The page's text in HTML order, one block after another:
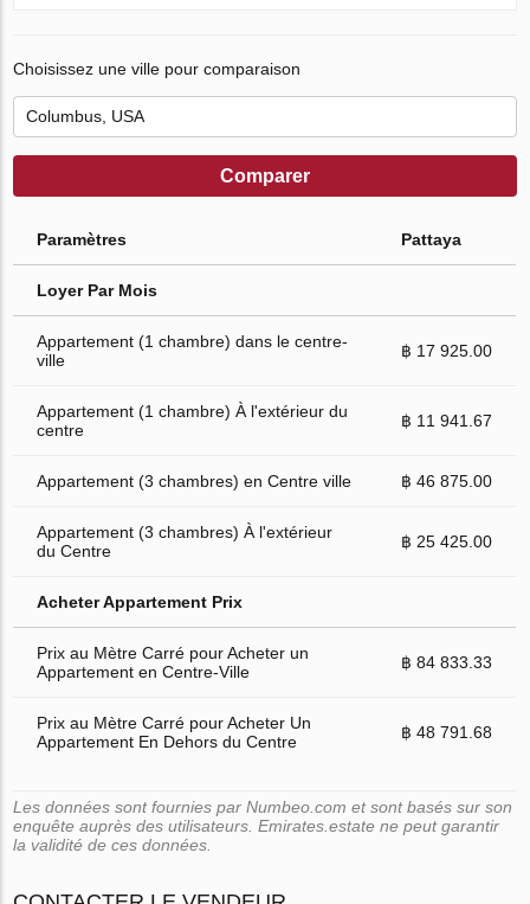
Choisissez une ville pour comparaison
Comparer
Paramètres Pattaya
Loyer Par Mois
Appartement (1 chambre) dans le centre-
ville
฿ 17 925.00
Appartement (1 chambre) À l'extérieur du
centre
฿ 11 941.67
Appartement (3 chambres) en Centre ville ฿ 46 875.00
Appartement (3 chambres) À l'extérieur
du Centre
฿ 25 425.00
Acheter Appartement Prix
Prix au Mètre Carré pour Acheter un
Appartement en Centre-Ville
฿ 84 833.33
Prix au Mètre Carré pour Acheter Un
Appartement En Dehors du Centre
฿ 48 791.68
Les données sont fournies par Numbeo.com et sont basés sur son
enquête auprès des utilisateurs. Emirates.estate ne peut garantir
la validité de ces données.